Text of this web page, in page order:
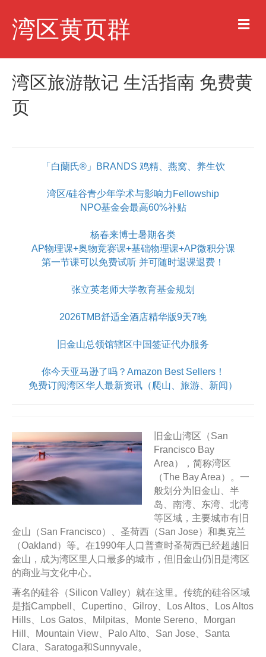
湾区黄页群 M
e
u
湾区旅游散记 生活指南 免费黄
页
「白蘭氏®」BRANDS 鸡精、燕窝、养生饮
湾区/硅谷青少年学术与影响力Fellowship
NPO基金会最高60%补贴
杨春来博士暑期各类
AP物理课+奥物竞赛课+基础物理课+AP微积分课
第一节课可以免费试听 并可随时退课退费！
张立英老师大学教育基金规划
2026TMB舒适全酒店精华版9天7晚
旧金山总领馆辖区中国签证代办服务
你今天亚马逊了吗？Amazon Best Sellers！
免费订阅湾区华人最新资讯（爬山、旅游、新闻）
旧金山湾区（San
Francisco Bay
Area），简称湾区
（The Bay Area）。一
般划分为旧金山、半
岛、南湾、东湾、北湾
等区域，主要城市有旧
金山（San Francisco）、圣荷西（San Jose）和奥克兰
（Oakland）等。在1990年人口普查时圣荷西已经超越旧
金山，成为湾区里人口最多的城市，但旧金山仍旧是湾区
的商业与文化中心。
著名的硅谷（Silicon Valley）就在这里。传统的硅谷区域
是指Campbell、Cupertino、Gilroy、Los Altos、Los Altos
Hills、Los Gatos、Milpitas、Monte Sereno、Morgan
Hill、Mountain View、Palo Alto、San Jose、Santa
Clara、Saratoga和Sunnyvale。